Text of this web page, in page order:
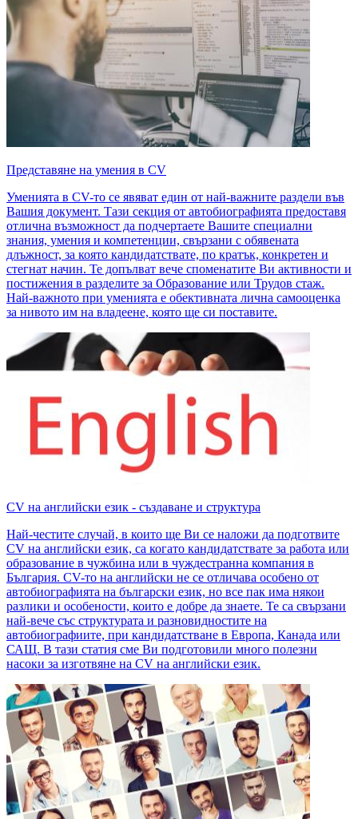
Представяне на умения в CV
Уменията в CV-то се явяват един от най-важните раздели във
Вашия документ. Тази секция от автобиографията предоставя
отлична възможност да подчертаете Вашите специални
знания, умения и компетенции, свързани с обявената
длъжност, за която кандидатствате, по кратък, конкретен и
стегнат начин. Те допълват вече споменатите Ви активности и
постижения в разделите за Образование или Трудов стаж.
Най-важното при уменията е обективната лична самооценка
за нивото им на владеене, която ще си поставите.
CV на английски език - създаване и структура
Най-честите случай, в които ще Ви се наложи да подготвите
CV на английски език, са когато кандидатствате за работа или
образование в чужбина или в чуждестранна компания в
България. CV-то на английски не се отличава особено от
автобиографията на български език, но все пак има някои
разлики и особености, които е добре да знаете. Те са свързани
най-вече със структурата и разновидностите на
автобиографиите, при кандидатстване в Европа, Канада или
САЩ. В тази статия сме Ви подготовили много полезни
насоки за изготвяне на CV на английски език.